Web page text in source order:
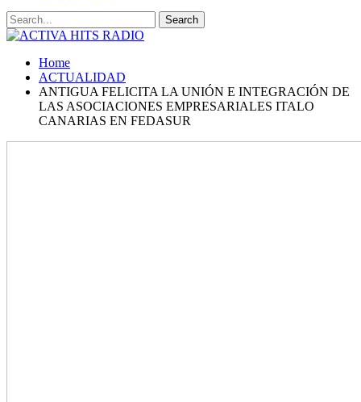
Home
ACTUALIDAD
ANTIGUA FELICITA LA UNIÓN E INTEGRACIÓN DE
LAS ASOCIACIONES EMPRESARIALES ITALO
CANARIAS EN FEDASUR